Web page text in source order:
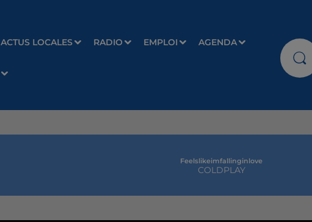
ACTUS LOCALES RADIO EMPLOI AGENDA
Feelslikeimfallinginlove
COLDPLAY